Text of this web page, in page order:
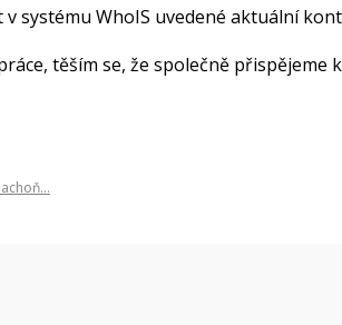
systému WhoIS uvedené aktuální
těším se, že společně přispějeme